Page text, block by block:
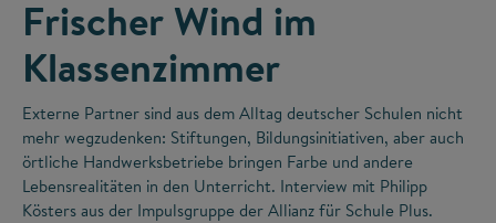
Frischer Wind im
Klassenzimmer
Externe Partner sind aus dem Alltag deutscher Schulen nicht
mehr wegzudenken: Stiftungen, Bildungsinitiativen, aber auch
örtliche Handwerksbetriebe bringen Farbe und andere
Lebensrealitäten in den Unterricht. Interview mit Philipp
Kösters aus der Impulsgruppe der Allianz für Schule Plus.